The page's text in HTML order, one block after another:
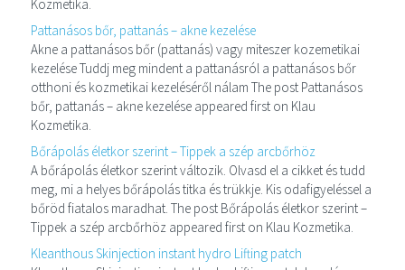
Kozmetika.
Pattanásos bőr, pattanás – akne kezelése
Akne a pattanásos bőr (pattanás) vagy miteszer kozemetikai
kezelése Tuddj meg mindent a pattanásról a pattanásos bőr
otthoni és kozmetikai kezeléséről nálam The post Pattanásos
bőr, pattanás – akne kezelése appeared first on Klau
Kozmetika.
Bőrápolás életkor szerint – Tippek a szép arcbőrhöz
A bőrápolás életkor szerint változik. Olvasd el a cikket és tudd
meg, mi a helyes bőrápolás titka és trükkje. Kis odafigyeléssel a
bőröd fiatalos maradhat. The post Bőrápolás életkor szerint –
Tippek a szép arcbőrhöz appeared first on Klau Kozmetika.
Kleanthous Skinjection instant hydro Lifting patch